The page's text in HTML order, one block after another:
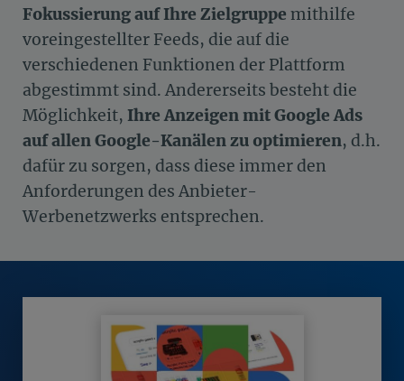
Fokussierung auf Ihre Zielgruppe mithilfe
voreingestellter Feeds, die auf die
verschiedenen Funktionen der Plattform
abgestimmt sind. Andererseits besteht die
Möglichkeit, Ihre Anzeigen mit Google Ads
auf allen Google-Kanälen zu optimieren, d.h.
dafür zu sorgen, dass diese immer den
Anforderungen des Anbieter-
Werbenetzwerks entsprechen.